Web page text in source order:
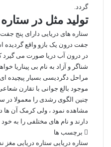
گردد.
تولید مثل در
ستاره ‌های دریایی دارای پنج
جفت درون یک بازو واقع گردیده
در درون آب دریا صورت می ‌گیرد
شناگر و آزاد به نام بی پیناریا
مراحل دگردیسی بسیار پیچیده
موجود بالغ جوانی با تقارن
چنین الگوی رشدی را معمولا در
مشاهده نمود ، ولی کرمک آن ‌ها
دارند و نام‌ های مختلفی را به
برچسب ها
ستاره دریایی ستاره دریایی مغز